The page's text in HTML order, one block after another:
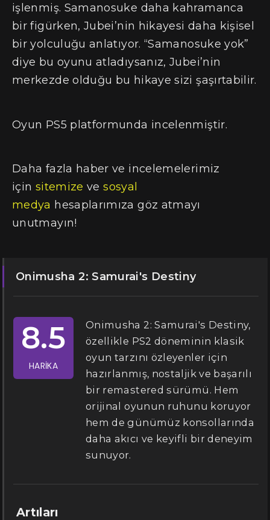
işlenmiş. Samanosuke daha kahramanca
bir figürken, Jubei’nin hikayesi daha kişisel
bir yolculuğu anlatıyor. “Samanosuke yok”
diye bu oyunu atladıysanız, Jubei’nin
merkezde olduğu bu hikaye sizi şaşırtabilir.
Oyun PS5 platformunda incelenmiştir.
Daha fazla haber ve incelemelerimiz
için sitemize vesosyal
medya hesaplarımıza göz atmayı
unutmayın!
Onimusha 2: Samurai's Destiny
8.5
HARIKA
Onimusha 2: Samurai's Destiny,
özellikle PS2 döneminin klasik
oyun tarzını özleyenler için
hazırlanmış, nostaljik ve başarılı
bir remastered sürümü. Hem
orijinal oyunun ruhunu koruyor
hem de günümüz konsollarında
daha akıcı ve keyifli bir deneyim
sunuyor.
Artıları